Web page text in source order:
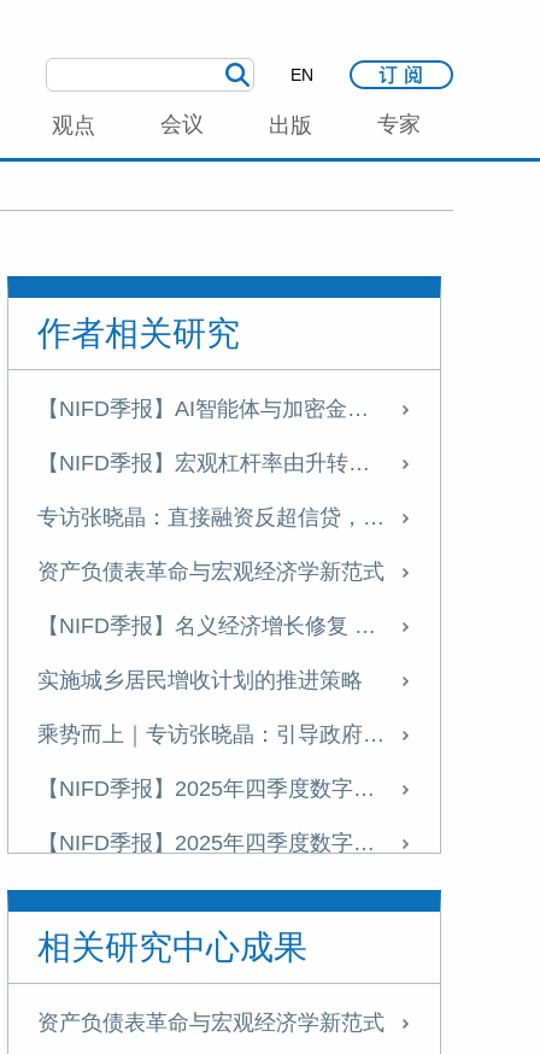
EN
观点 会议 出版 专家
作者相关研究
【NIFD季报】AI智能体与加密金融加速融合——2026年上半年股票市场分析报告
【NIFD季报】宏观杠杆率由升转降 资产负债表修复承压——2026年二季度宏观杠杆率报告
专访张晓晶：直接融资反超信贷，中国制度化创新冒险能力持续增强｜科创资本论
资产负债表革命与宏观经济学新范式
【NIFD季报】名义经济增长修复 宏观杠杆率增幅收窄——2026年一季度宏观杠杆率报告
实施城乡居民增收计划的推进策略
乘势而上｜专访张晓晶：引导政府部门存量财富向居民部门适度转移
【NIFD季报】2025年四季度数字资产季报
【NIFD季报】2025年四季度数字资产季报
张晓晶|引言：为什么金融强国建设亟待一场金融启蒙？
特别策划丨张晓晶：中国亟须加快高水平开放下的金融制度创新
相关研究中心成果
资产负债表革命与宏观经济学新范式